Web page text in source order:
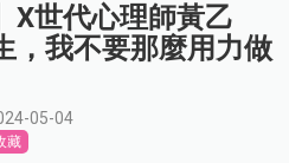
X世代心理師黃乙
，我不要那麼用力做
05-04
藏